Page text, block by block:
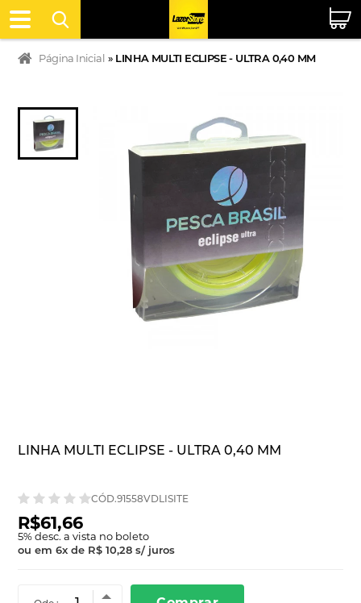
Página Inicial » LINHA MULTI ECLIPSE - ULTRA 0,40 MM
LINHA MULTI ECLIPSE - ULTRA 0,40 MM
CÓD.91558VDLISITE
R$61,66
5% desc. a vista no boleto
ou em6x de R$ 10,28 s/ juros